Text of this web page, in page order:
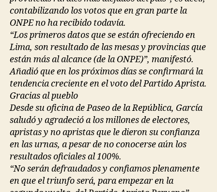
contabilizando los votos que en gran parte la
ONPE no ha recibido todavía.
“Los primeros datos que se están ofreciendo en
Lima, son resultado de las mesas y provincias que
están más al alcance (de la ONPE)”, manifestó.
Añadió que en los próximos días se confirmará la
tendencia creciente en el voto del Partido Aprista.
Gracias al pueblo
Desde su oficina de Paseo de la República, García
saludó y agradeció a los millones de electores,
apristas y no apristas que le dieron su confianza
en las urnas, a pesar de no conocerse aún los
resultados oficiales al 100%.
“No serán defraudados y confiamos plenamente
en que el triunfo será, para empezar en la